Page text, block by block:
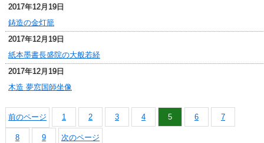
2017年12月19日
鋳造の金灯籠
2017年12月19日
紙本墨書長盛院の大般若経
2017年12月19日
木造 夢窓国師坐像
前のページ 1 2 3 4 5 6 7
8 9 次のページ